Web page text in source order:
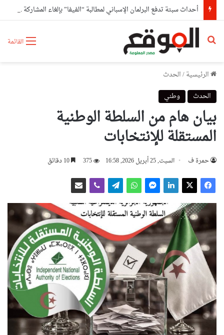
أحداث سبتة تدفع البرلمان الإسباني لمطالبة “الفيفا” بإلغاء المشاركة المغربية في استضافة مونديال2030
القائمة بحث عن
الرئيسية/الحدث
الحدث
وطني
بيان هام من السلطة الوطنية
المستقلة للإنتخابات
حمرة ف السبت, 25 أبريل 2026, 16:58 375